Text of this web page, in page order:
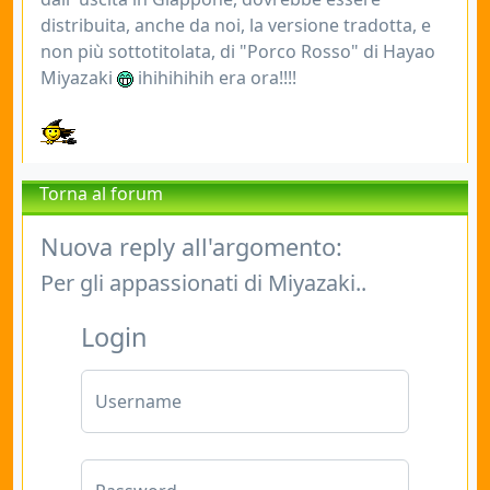
distribuita, anche da noi, la versione tradotta, e
non più sottotitolata, di "Porco Rosso" di Hayao
Miyazaki
ihihihihih era ora!!!!
Torna al forum
Nuova reply all'argomento:
Per gli appassionati di Miyazaki..
Login
Username